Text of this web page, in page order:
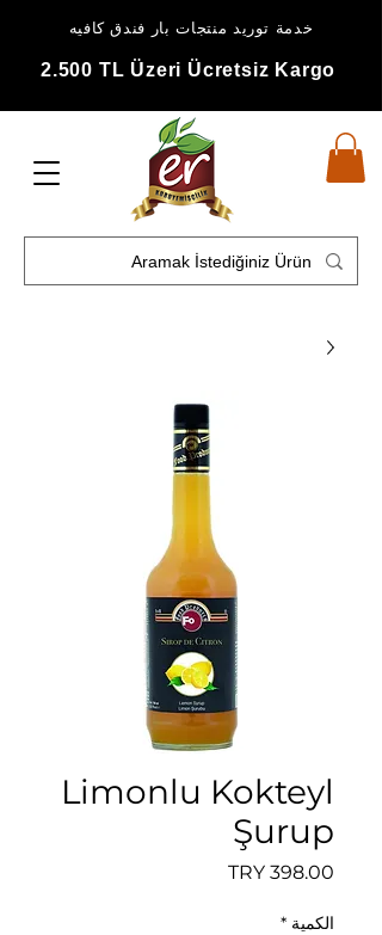
خدمة توريد منتجات بار فندق كافيه
2.500 TL Üzeri Ücretsiz Kargo
Limonlu Kokteyl
Şurup
السعر
الكمية *